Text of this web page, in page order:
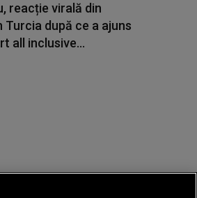
reacție virală din
Turcia după ce a ajuns
all inclusive...